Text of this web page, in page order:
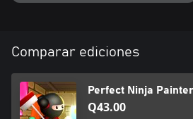
Comparar ediciones
Perfect Ninja
Q43.00